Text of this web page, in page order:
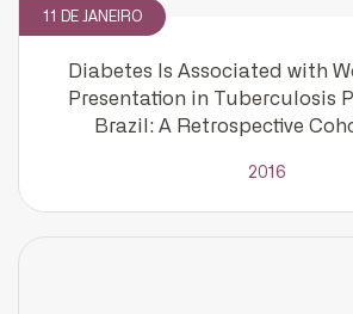
11 DE JANEIRO
Diabetes Is Associated with
Presentation in Tuberculosis
Brazil: A Retrospective
2016